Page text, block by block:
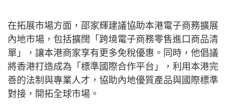
在拓展市場方面，邵家輝建議協助本港電子商務擴展
內地市場，包括擴闊「跨境電子商務零售進口商品清
單」，讓本港商家享有更多免稅優惠。同時，他倡議
將香港打造成為「標準國際合作平台」，利用本港完
善的法制與專業人才，協助內地優質產品與國際標準
對接，開拓全球市場。